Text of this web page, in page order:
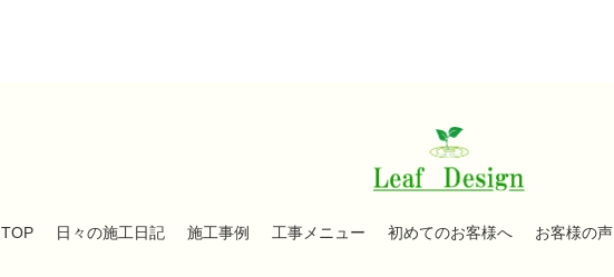
TOP 日々の施工日記 施工事例 工事メニュー 初めてのお客様へ お客様の声